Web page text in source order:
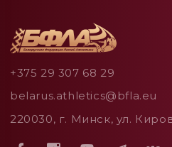
+375 29 307 68 29
belarus.athletics@bfla.eu
220030, г. Минск, ул.